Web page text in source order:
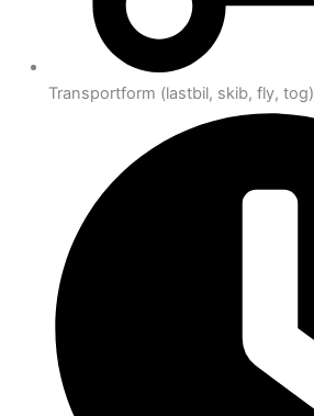
Transportform (lastbil, skib, fly, tog)